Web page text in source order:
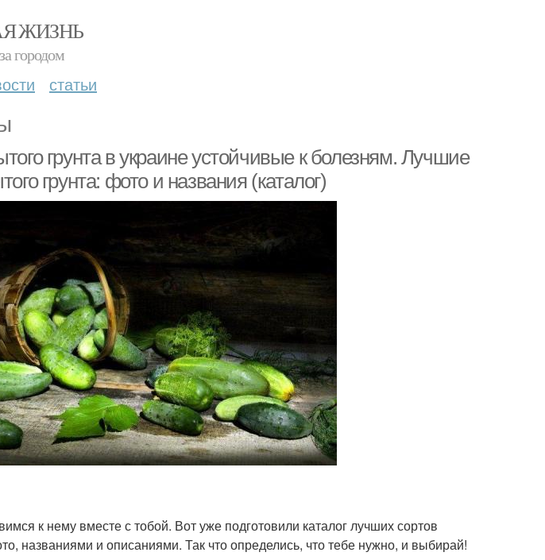
ЖИЗНЬ
городом
статьи
грунта в украине устойчивые к болезням. Лучшие
грунта: фото и названия (каталог)
к нему вместе с тобой. Вот уже подготовили каталог лучших сортов
названиями и описаниями. Так что определись, что тебе нужно, и выбирай!